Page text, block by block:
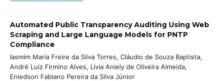
Automated Public Transparency Auditing Using Web
Scraping and Large Language Models for PNTP
Compliance
Iasmim Maria Freire da Silva Torres, Cláudio de Souza Baptista,
André Luiz Firmino Alves, Livia Aniely de Oliveira Almeida,
Eniedson Fabiano Pereira da Silva Júnior